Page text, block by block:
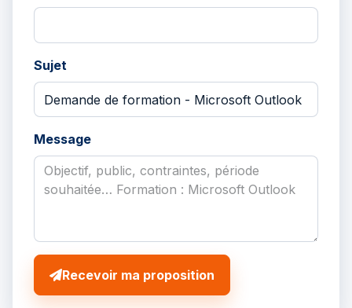
Sujet
Message
Recevoir ma proposition